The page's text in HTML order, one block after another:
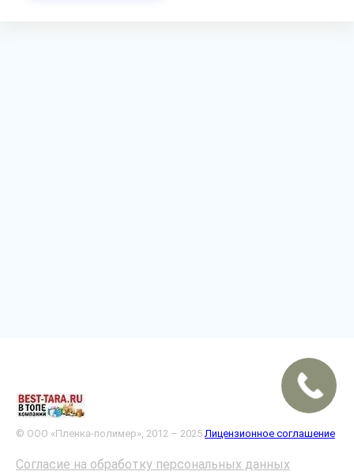
© ООО «Пленка-полимер», 2012 – 2025 Лицензионное соглашение
Согласие на обработку персональных данных